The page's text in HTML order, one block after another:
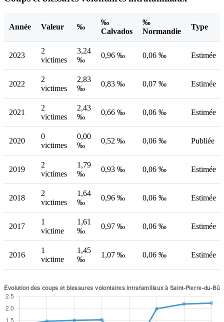
Année Valeur ‰
‰
Calvados
‰
Normandie
Type
2023
2
victimes
3,24
‰
0,96 ‰ 0,06 ‰ Estimée
2022
2
victimes
2,83
‰
0,83 ‰ 0,07 ‰ Estimée
2021
2
victimes
2,43
‰
0,66 ‰ 0,06 ‰ Estimée
2020
0
victimes
0,00
‰
0,52 ‰ 0,06 ‰ Publiée
2019
2
victimes
1,79
‰
0,93 ‰ 0,06 ‰ Estimée
2018
2
victimes
1,64
‰
0,96 ‰ 0,06 ‰ Estimée
2017
1
victime
1,61
‰
0,97 ‰ 0,06 ‰ Estimée
2016
1
victime
1,45
‰
1,07 ‰ 0,06 ‰ Estimée